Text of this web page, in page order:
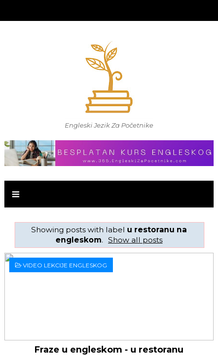
Engleski Jezik Za Početnike
Showing posts with label u restoranu na
engleskom. Show all posts
VIDEO LEKCIJE ENGLESKOG
Fraze u engleskom - u restoranu